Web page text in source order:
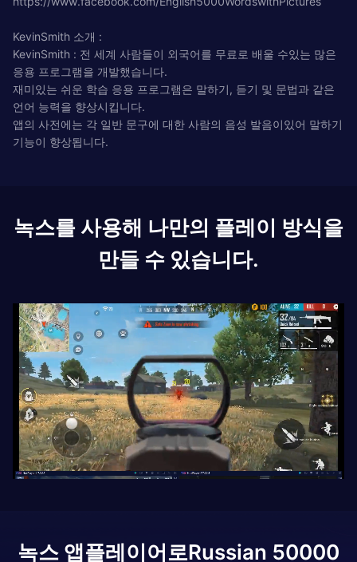
KevinSmith 소개 :
KevinSmith : 전 세계 사람들이 외국어를 무료로 배울 수있는 많은
응용 프로그램을 개발했습니다.
재미있는 쉬운 학습 응용 프로그램은 말하기, 듣기 및 문법과 같은
언어 능력을 향상시킵니다.
앱의 사전에는 각 일반 문구에 대한 사람의 음성 발음이있어 말하기
기능이 향상됩니다.
녹스를 사용해 나만의 플레이 방식을
만들 수 있습니다.
녹스 앱플레이어로Russian 50000